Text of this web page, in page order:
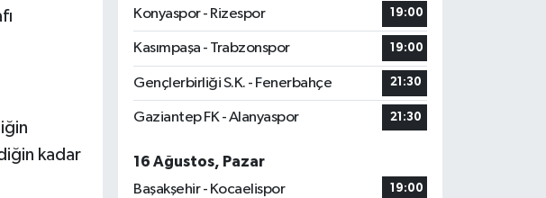
kadar
Konyaspor - Rizespor
19:00
Kasımpaşa - Trabzonspor 19:00
Gençlerbirliği S.K. - Fenerbahçe 21:30
Gaziantep FK - Alanyaspor 21:30
16 Ağustos, Pazar
Başakşehir - Kocaelispor
19:00